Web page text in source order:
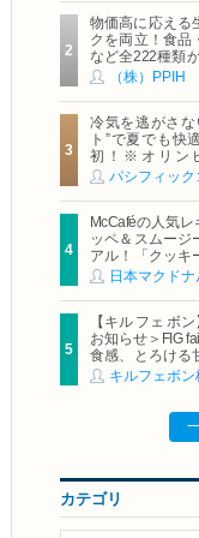
物価高に応える
クを両立！食品
など全222種類
ループ「夏福袋
(木)より順次スタ
（株）PPIH
冷気を逃がさな
ト”で夏でも
初！※オリン
「AirCon Cart
ト）」導入 | Ｐ
McCaféの人気
ッペ＆スムージ
アル！「クッキ
コフラッペ」「
ー」8月5日（水
日本マクド
【キル フェ ボ
お知らせ＞FIG
食感、とろける
魅力をたっぷり
イチジク尽くし
キルフェボン
カテゴリ